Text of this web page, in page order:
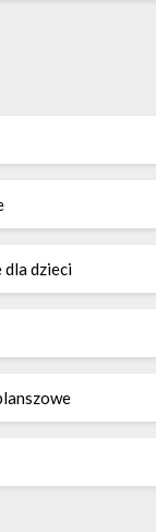
dla dzieci